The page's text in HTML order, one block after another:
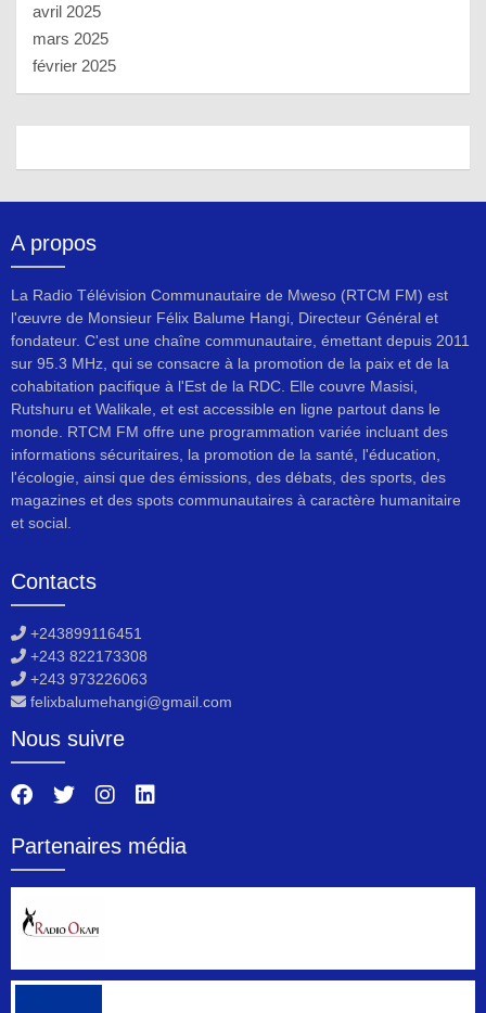
avril 2025
mars 2025
février 2025
A propos
La Radio Télévision Communautaire de Mweso (RTCM FM) est
l'œuvre de Monsieur Félix Balume Hangi, Directeur Général et
fondateur. C'est une chaîne communautaire, émettant depuis 2011
sur 95.3 MHz, qui se consacre à la promotion de la paix et de la
cohabitation pacifique à l'Est de la RDC. Elle couvre Masisi,
Rutshuru et Walikale, et est accessible en ligne partout dans le
monde. RTCM FM offre une programmation variée incluant des
informations sécuritaires, la promotion de la santé, l'éducation,
l'écologie, ainsi que des émissions, des débats, des sports, des
magazines et des spots communautaires à caractère humanitaire
et social.
Contacts
+243899116451
+243 822173308
+243 973226063
felixbalumehangi@gmail.com
Nous suivre
Partenaires média